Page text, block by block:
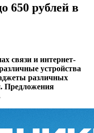
650 рублей в
связи и интернет-
устройства
различных
Предложения